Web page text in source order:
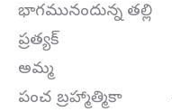
భాగమునందున్న తల్లి
ప్రత్యక్ –
అమ్మ
పంచ బ్రహ్మాత్మికా –